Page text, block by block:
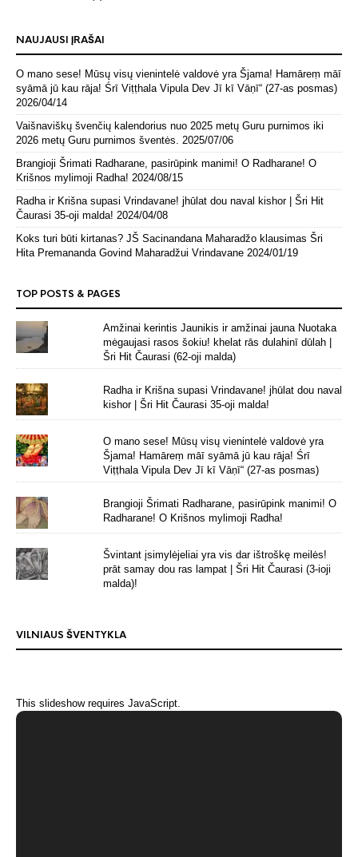
NAUJAUSI ĮRAŠAI
O mano sese! Mūsų visų vienintelė valdovė yra Šjama! Hamāreṃ māī
syāmā jū kau rāja! Śrī Viṭṭhala Vipula Dev Jī kī Vāṇī“ (27-as posmas)
2026/04/14
Vaišnaviškų švenčių kalendorius nuo 2025 metų Guru purnimos iki
2026 metų Guru purnimos šventės. 2025/07/06
Brangioji Šrimati Radharane, pasirūpink manimi! O Radharane! O
Krišnos mylimoji Radha! 2024/08/15
Radha ir Krišna supasi Vrindavane! jhūlat dou naval kishor | Šri Hit
Čaurasi 35-oji malda! 2024/04/08
Koks turi būti kirtanas? JŠ Sacinandana Maharadžo klausimas Šri
Hita Premananda Govind Maharadžui Vrindavane 2024/01/19
TOP POSTS & PAGES
Amžinai kerintis Jaunikis ir amžinai jauna Nuotaka
mėgaujasi rasos šokiu! khelat rās dulahinī dūlah |
Šri Hit Čaurasi (62-oji malda)
Radha ir Krišna supasi Vrindavane! jhūlat dou naval
kishor | Šri Hit Čaurasi 35-oji malda!
O mano sese! Mūsų visų vienintelė valdovė yra
Šjama! Hamāreṃ māī syāmā jū kau rāja! Śrī
Viṭṭhala Vipula Dev Jī kī Vāṇī“ (27-as posmas)
Brangioji Šrimati Radharane, pasirūpink manimi! O
Radharane! O Krišnos mylimoji Radha!
Švintant įsimylėjeliai yra vis dar ištroškę meilės!
prāt samay dou ras lampat | Šri Hit Čaurasi (3-ioji
malda)!
VILNIAUS ŠVENTYKLA
This slideshow requires JavaScript.